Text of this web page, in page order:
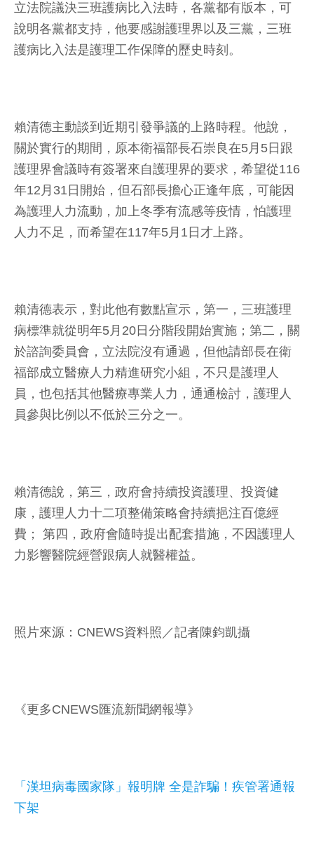
立法院議決三班護病比入法時，各黨都有版本，可
說明各黨都支持，他要感謝護理界以及三黨，三班
護病比入法是護理工作保障的歷史時刻。
賴清德主動談到近期引發爭議的上路時程。他說，
關於實行的期間，原本衛福部長石崇良在5月5日跟
護理界會議時有簽署來自護理界的要求，希望從116
年12月31日開始，但石部長擔心正逢年底，可能因
為護理人力流動，加上冬季有流感等疫情，怕護理
人力不足，而希望在117年5月1日才上路。
賴清德表示，對此他有數點宣示，第一，三班護理
病標準就從明年5月20日分階段開始實施；第二，關
於諮詢委員會，立法院沒有通過，但他請部長在衛
福部成立醫療人力精進研究小組，不只是護理人
員，也包括其他醫療專業人力，通通檢討，護理人
員參與比例以不低於三分之一。
賴清德說，第三，政府會持續投資護理、投資健
康，護理人力十二項整備策略會持續挹注百億經
費； 第四，政府會隨時提出配套措施，不因護理人
力影響醫院經營跟病人就醫權益。
照片來源：CNEWS資料照／記者陳鈞凱攝
《更多CNEWS匯流新聞網報導》
「漢坦病毒國家隊」報明牌 全是詐騙！疾管署通報
下架